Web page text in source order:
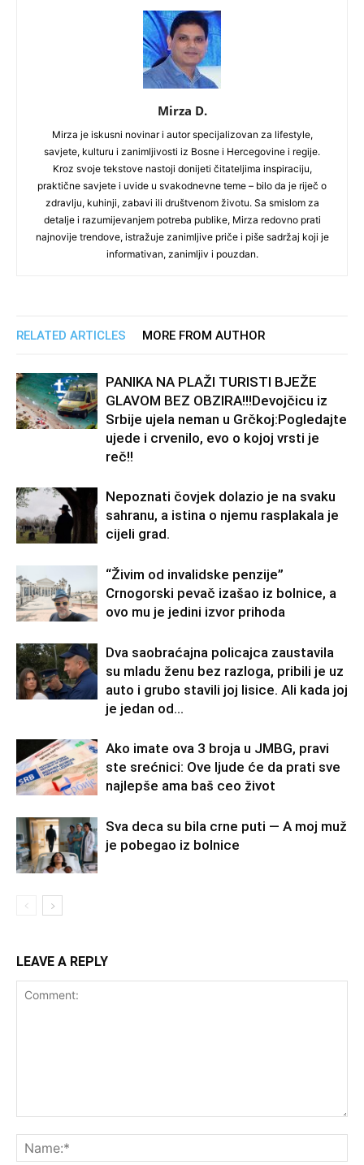
Mirza D.
Mirza je iskusni novinar i autor specijalizovan za lifestyle,
savjete, kulturu i zanimljivosti iz Bosne i Hercegovine i regije.
Kroz svoje tekstove nastoji donijeti čitateljima inspiraciju,
praktične savjete i uvide u svakodnevne teme – bilo da je riječ o
zdravlju, kuhinji, zabavi ili društvenom životu. Sa smislom za
detalje i razumijevanjem potreba publike, Mirza redovno prati
najnovije trendove, istražuje zanimljive priče i piše sadržaj koji je
informativan, zanimljiv i pouzdan.
RELATED ARTICLES MORE FROM AUTHOR
PANIKA NA PLAŽI TURISTI BJEŽE
GLAVOM BEZ OBZIRA!!!Devojčicu iz
Srbije ujela neman u Grčkoj:Pogledajte
ujede i crvenilo, evo o kojoj vrsti je
reč!!
Nepoznati čovjek dolazio je na svaku
sahranu, a istina o njemu rasplakala je
cijeli grad.
“Živim od invalidske penzije”
Crnogorski pevač izašao iz bolnice, a
ovo mu je jedini izvor prihoda
Dva saobraćajna policajca zaustavila
su mladu ženu bez razloga, pribili je uz
auto i grubo stavili joj lisice. Ali kada joj
je jedan od...
Ako imate ova 3 broja u JMBG, pravi
ste srećnici: Ove ljude će da prati sve
najlepše ama baš ceo život
Sva deca su bila crne puti — A moj muž
je pobegao iz bolnice
LEAVE A REPLY